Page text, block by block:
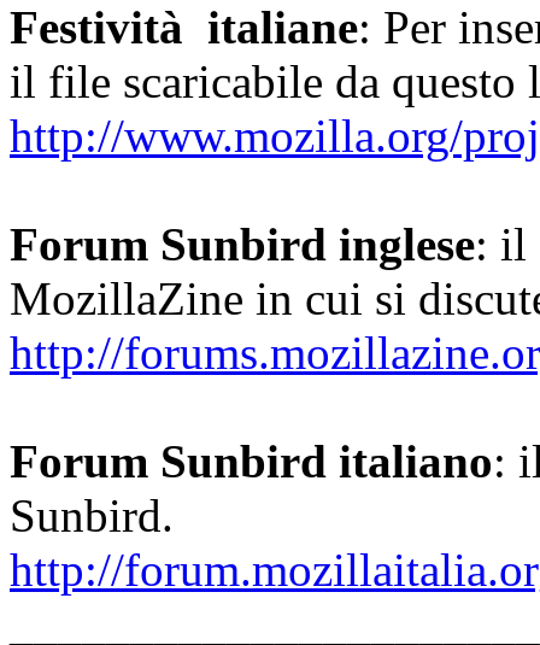
Festività italiane: Per
il file scaricabile da questo
http://www.mozilla.org/
Forum Sunbird inglese: il
MozillaZine in cui si
http://
Forum Sunbird italiano:
Sunbird.
http://